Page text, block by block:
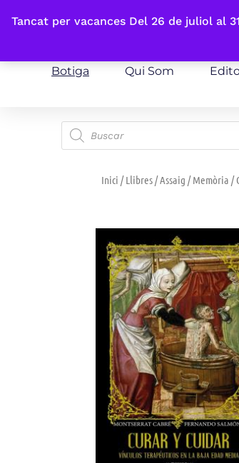
Tancat per vacances Del 26 de juliol al
Fes-te'n sòcia
Botiga Qui Som
Inici /Llibres/Assaig /Memòria /